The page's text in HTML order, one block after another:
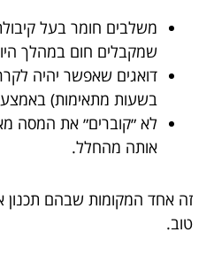
משלבים חומר בעל
שמקבלים חום במהלך
דואגים שאפשר יהיה
בשעות מתאימות)
לא ״קוברים״ את המסה
אותה מהחלל.
זה אחד המקומות שבהם תכנון
טוב.